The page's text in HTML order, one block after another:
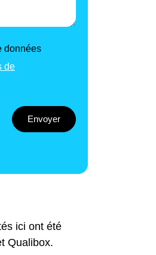
données
de
Envoyer
ici ont été
Qualibox.